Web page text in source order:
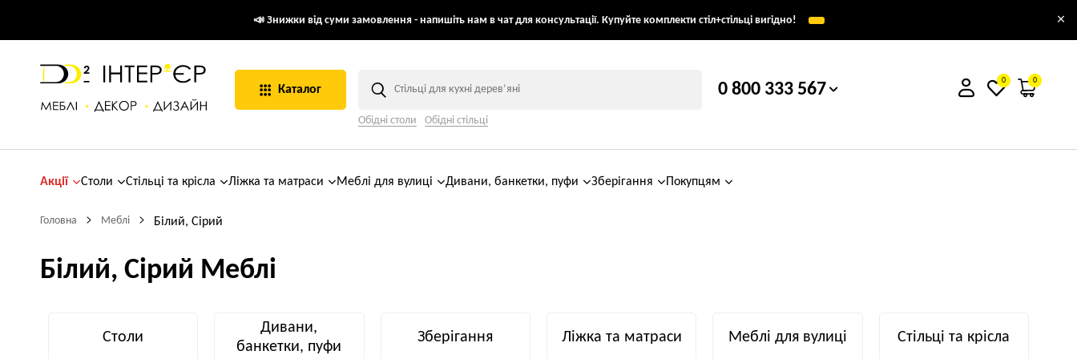
📣 Знижки від суми замовлення - напишіть нам в чат для консультації. Купуйте комплекти стіл+стільці вигідно! ×
Каталог
Обідні столи Обідні стільці
0 800 333 567 0 0
Акції Столи Стільці та крісла Ліжка та матраси Меблі для вулиці Дивани, банкетки, пуфи Зберігання Покупцям
Головна Меблі Білий, Сірий
Білий, Сірий Меблі
Столи
Дивани,
банкетки, пуфи
Зберігання Ліжка та матраси Меблі для вулиці Стільці та крісла